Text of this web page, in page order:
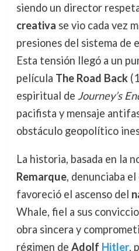
siendo un director
creativa se vio cada vez
presiones del sistema de
Esta tensión llegó a un
película The Road Back
espiritual de Journey’s
pacifista y mensaje
obstáculo geopolítico
La historia, basada en la
Remarque, denunciaba
favoreció el ascenso del
Whale, fiel a sus
obra sincera y
régimen de Adolf Hitler,